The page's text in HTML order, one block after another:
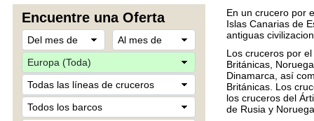
Encuentre una Oferta
En un crucero por
Islas Canarias de
antiguas
Los cruceros por
Británicas,
Dinamarca, así
Británicas. Los
los cruceros del
de Rusia y